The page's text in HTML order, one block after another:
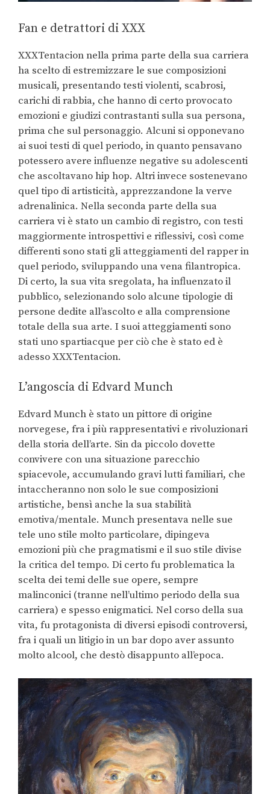
Fan e detrattori di XXX
XXXTentacion nella prima parte della sua carriera
ha scelto di estremizzare le sue composizioni
musicali, presentando testi violenti, scabrosi,
carichi di rabbia, che hanno di certo provocato
emozioni e giudizi contrastanti sulla sua persona,
prima che sul personaggio. Alcuni si opponevano
ai suoi testi di quel periodo, in quanto pensavano
potessero avere influenze negative su adolescenti
che ascoltavano hip hop. Altri invece sostenevano
quel tipo di artisticità, apprezzandone la verve
adrenalinica. Nella seconda parte della sua
carriera vi è stato un cambio di registro, con testi
maggiormente introspettivi e riflessivi, così come
differenti sono stati gli atteggiamenti del rapper in
quel periodo, sviluppando una vena filantropica.
Di certo, la sua vita sregolata, ha influenzato il
pubblico, selezionando solo alcune tipologie di
persone dedite all’ascolto e alla comprensione
totale della sua arte. I suoi atteggiamenti sono
stati uno spartiacque per ciò che è stato ed è
adesso XXXTentacion.
L’angoscia di Edvard Munch
Edvard Munch è stato un pittore di origine
norvegese, fra i più rappresentativi e rivoluzionari
della storia dell’arte. Sin da piccolo dovette
convivere con una situazione parecchio
spiacevole, accumulando gravi lutti familiari, che
intaccheranno non solo le sue composizioni
artistiche, bensì anche la sua stabilità
emotiva/mentale. Munch presentava nelle sue
tele uno stile molto particolare, dipingeva
emozioni più che pragmatismi e il suo stile divise
la critica del tempo. Di certo fu problematica la
scelta dei temi delle sue opere, sempre
malinconici (tranne nell’ultimo periodo della sua
carriera) e spesso enigmatici. Nel corso della sua
vita, fu protagonista di diversi episodi controversi,
fra i quali un litigio in un bar dopo aver assunto
molto alcool, che destò disappunto all’epoca.